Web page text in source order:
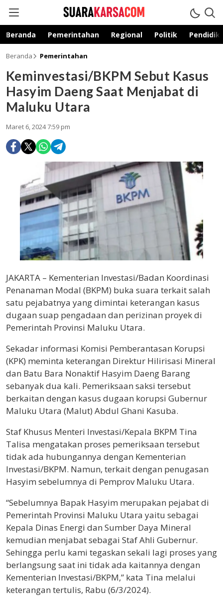
suarakarsa.com
Informasi terpercaya
Beranda Pemerintahan Regional Politik
Beranda Pemerintahan
Keminvestasi/BKPM Sebut Kasus
Hasyim Daeng Saat Menjabat di
Maluku Utara
Maret 6, 2024 7:59 pm
JAKARTA – Kementerian Investasi/Badan Koordinasi
Penanaman Modal (BKPM) buka suara terkait salah
satu pejabatnya yang dimintai keterangan kasus
dugaan suap pengadaan dan perizinan proyek di
Pemerintah Provinsi Maluku Utara.
Sekadar informasi Komisi Pemberantasan Korupsi
(KPK) meminta keterangan Direktur Hilirisasi Mineral
dan Batu Bara Nonaktif Hasyim Daeng Barang
sebanyak dua kali. Pemeriksaan saksi tersebut
berkaitan dengan kasus dugaan korupsi Gubernur
Maluku Utara (Malut) Abdul Ghani Kasuba.
Staf Khusus Menteri Investasi/Kepala BKPM Tina
Talisa mengatakan proses pemeriksaan tersebut
tidak ada hubungannya dengan Kementerian
Investasi/BKPM. Namun, terkait dengan penugasan
Hasyim sebelumnya di Pemprov Maluku Utara.
“Sebelumnya Bapak Hasyim merupakan pejabat di
Pemerintah Provinsi Maluku Utara yaitu sebagai
Kepala Dinas Energi dan Sumber Daya Mineral
kemudian menjabat sebagai Staf Ahli Gubernur.
Sehingga perlu kami tegaskan sekali lagi proses yang
berlangsung saat ini tidak ada kaitannya dengan
Kementerian Investasi/BKPM,” kata Tina melalui
keterangan tertulis, Rabu (6/3/2024).